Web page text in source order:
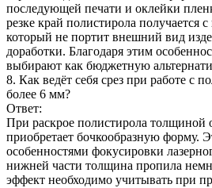
последующей печати и оклейки
резке край полистирола получается
который не портит внешний вид
доработки. Благодаря этим
выбирают как бюджетную
8. Как ведёт себя срез при работе с
более 6 мм?
Ответ:
При раскрое полистирола толщиной
приобретает бочкообразную форму.
особенностями фокусировки
нижней части толщина пропила
эффект необходимо учитывать при